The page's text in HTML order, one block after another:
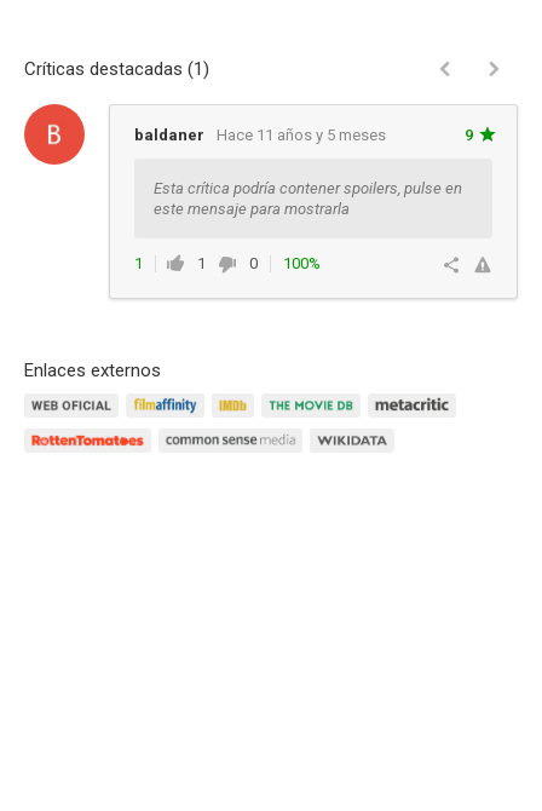
Críticas destacadas (1)
baldaner Hace 11 años y 5 meses 9
Esta crítica podría contener spoilers, pulse en
este mensaje para mostrarla
1 1 0
100%
Enlaces externos